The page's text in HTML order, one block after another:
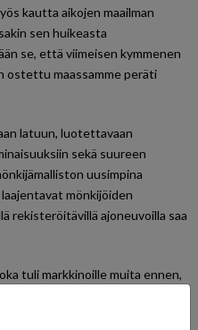
kautta aikojen maailman
sen huikeasta
se, että viimeisen kymmenen
ostettu maassamme peräti
latuun, luotettavaan
sekä suureen
uusimpina
mönkijöiden
rekisteröitävillä ajoneuvoilla saa
tuli markkinoille muita ennen,